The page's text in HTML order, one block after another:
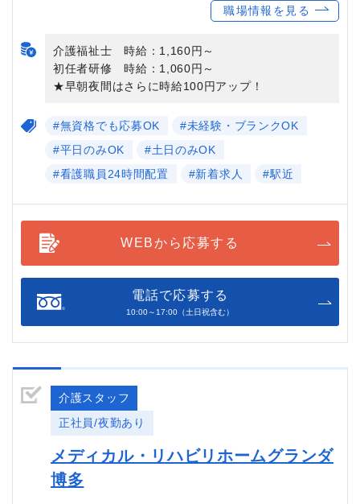
職場情報を見る
介護福祉士 時給：1,160円～
初任者研修 時給：1,060円～
★早朝夜間はさらに時給100円アップ！
#無資格でも応募OK
#未経験・ブランクOK
#平日のみOK
#土日のみOK
#看護職員24時間配置
#新着求人 #駅近
WEBから応募する
電話で応募する
10:00～17:00（土日祝含む）
介護スタッフ
正社員/夜勤あり
メディカル・リハビリホームグランダ
博多